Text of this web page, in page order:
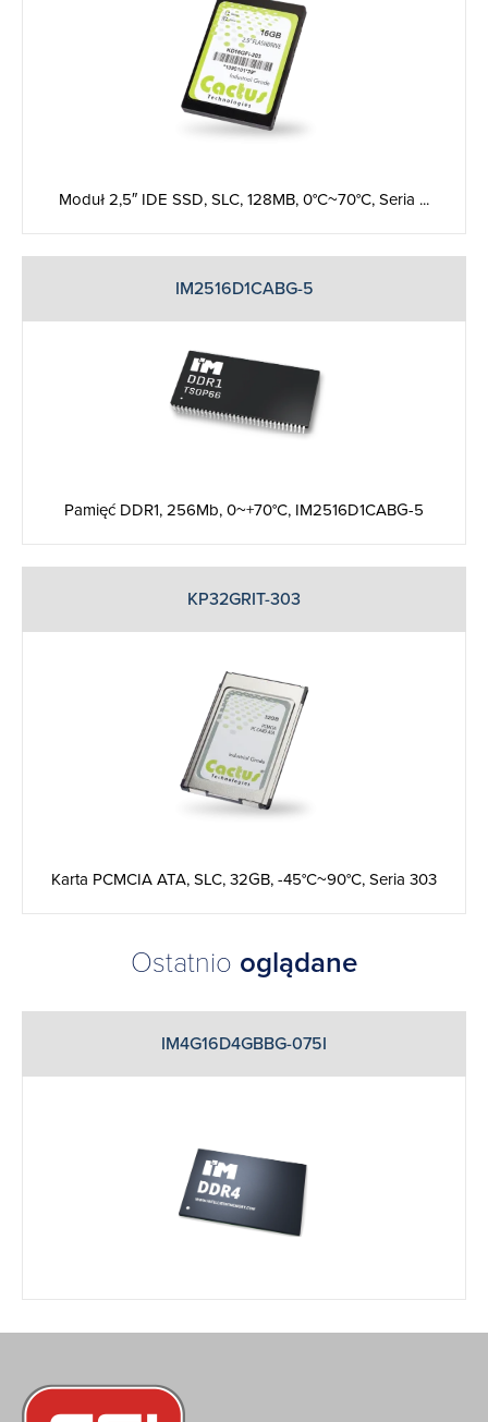
Moduł 2,5″ IDE SSD, SLC, 128MB, 0°C~70°C, Seria ...
IM2516D1CABG-5
Pamięć DDR1, 256Mb, 0~+70°C, IM2516D1CABG-5
KP32GRIT-303
Karta PCMCIA ATA, SLC, 32GB, -45°C~90°C, Seria 303
Ostatnio oglądane
IM4G16D4GBBG-075I